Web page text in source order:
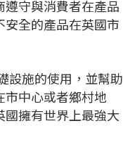
守與消費者在產品
全的產品在英國市
設施的使用，並幫助
中心或者鄉村地
擁有世界上最強大